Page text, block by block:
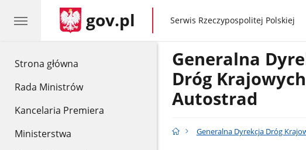
Strona główna
Rada Ministrów
Kancelaria Premiera
Ministerstwa
gov.pl gov.pl
Serwis Rzeczypospolitej Polskiej
Generalna
Dróg
Autostrad
Generalna Dyrekcja Dróg